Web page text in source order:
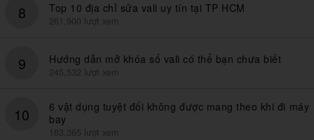
8 Top 10 địa chỉ sửa vali uy tín tại TP HCM
261,900 lượt xem
9 Hướng dẫn mở khóa số vali có thể bạn chưa biết
245,532 lượt xem
10
6 vật dụng tuyệt đối không được mang theo khi đi máy
bay
163,365 lượt xem